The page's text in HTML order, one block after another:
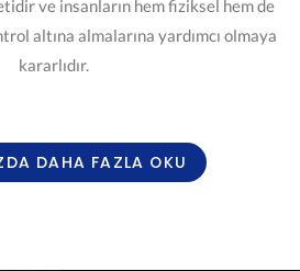
ve insanların hem fiziksel hem de
altına almalarına yardımcı olmaya
kararlıdır.
DAHA FAZLA OKU